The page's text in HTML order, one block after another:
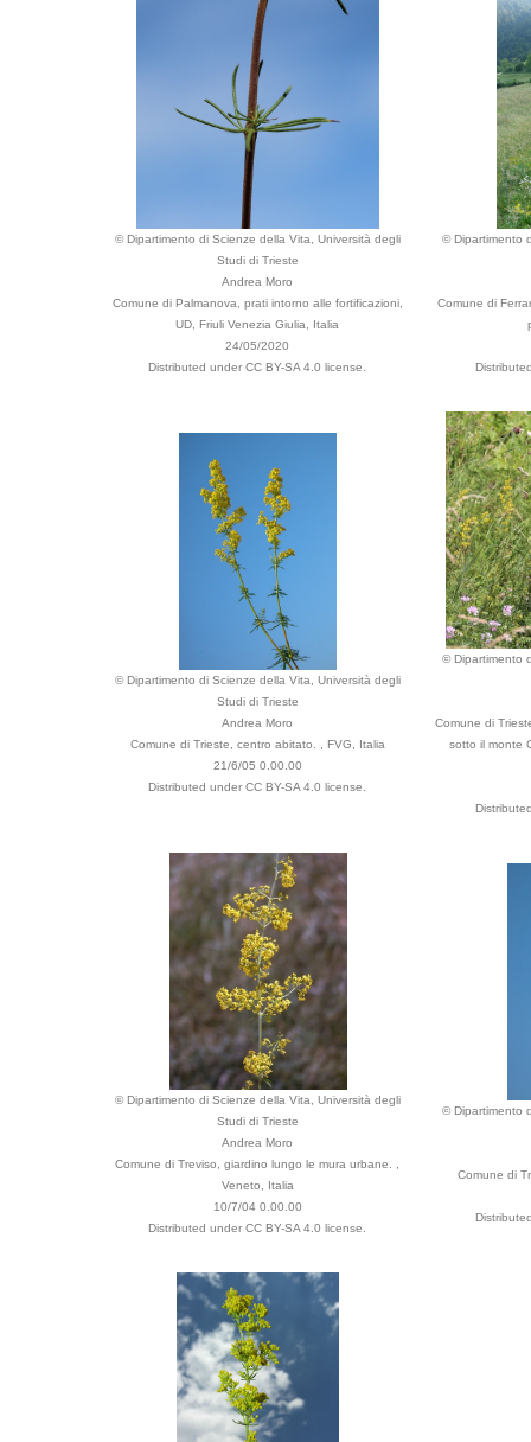
© Dipartimento di Scienze della Vita, Università degli
Studi di Trieste
Andrea Moro
Comune di Palmanova, prati intorno alle fortificazioni,
UD, Friuli Venezia Giulia, Italia
24/05/2020
Distributed under CC BY-SA 4.0 license.
© Dipartimento
Comune di
© Dipartimento di Scienze della Vita, Università degli
Studi di Trieste
Andrea Moro
Comune di Trieste, centro abitato. , FVG, Italia
21/6/05 0.00.00
Distributed under CC BY-SA 4.0 license.
© Dipartimento
Comune di
sotto il monte
© Dipartimento di Scienze della Vita, Università degli
Studi di Trieste
Andrea Moro
Comune di Treviso, giardino lungo le mura urbane. ,
Veneto, Italia
10/7/04 0.00.00
Distributed under CC BY-SA 4.0 license.
© Dipartimento
Comune di